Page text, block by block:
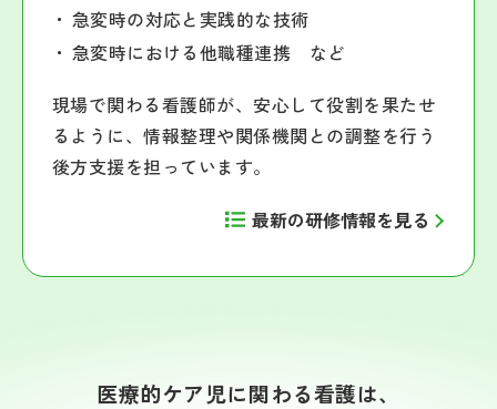
急変時の対応と実践的な技術
急変時における他職種連携 など
現場で関わる看護師が、安心して役割を果たせ
るように、情報整理や関係機関との調整を行う
後方支援を担っています。
最新の研修情報を見る
医療的ケア児に関わる看護は、